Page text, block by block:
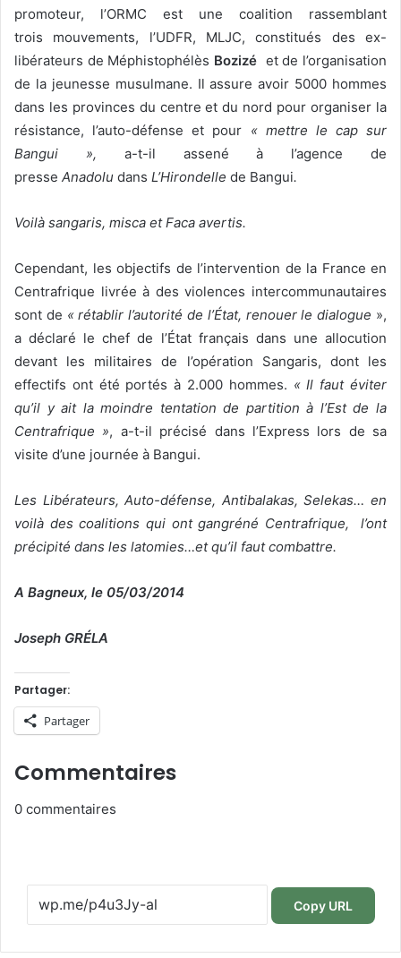
promoteur, l’ORMC est une coalition rassemblant
trois mouvements, l’UDFR, MLJC, constitués des ex-
libérateurs de Méphistophélès Bozizé et de l’organisation
de la jeunesse musulmane. Il assure avoir 5000 hommes
dans les provinces du centre et du nord pour organiser la
résistance, l’auto-défense et pour « mettre le cap sur
Bangui », a-t-il assené à l’agence de
presse Anadolu dans L’Hirondelle de Bangui.
Voilà sangaris, misca et Faca avertis.
Cependant, les objectifs de l’intervention de la France en
Centrafrique livrée à des violences intercommunautaires
sont de « rétablir l’autorité de l’État, renouer le dialogue »,
a déclaré le chef de l’État français dans une allocution
devant les militaires de l’opération Sangaris, dont les
effectifs ont été portés à 2.000 hommes. « Il faut éviter
qu’il y ait la moindre tentation de partition à l’Est de la
Centrafrique », a-t-il précisé dans l’Express lors de sa
visite d’une journée à Bangui.
Les Libérateurs, Auto-défense, Antibalakas, Selekas… en
voilà des coalitions qui ont gangréné Centrafrique, l’ont
précipité dans les latomies…et qu’il faut combattre.
A Bagneux, le 05/03/2014
Joseph GRÉLA
Partager:
Partager
Commentaires
0 commentaires
Copy URL